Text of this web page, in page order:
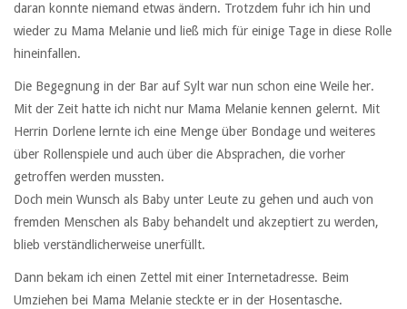
daran konnte niemand etwas ändern. Trotzdem fuhr ich hin und
wieder zu Mama Melanie und ließ mich für einige Tage in diese Rolle
hineinfallen.
Die Begegnung in der Bar auf Sylt war nun schon eine Weile her.
Mit der Zeit hatte ich nicht nur Mama Melanie kennen gelernt. Mit
Herrin Dorlene lernte ich eine Menge über Bondage und weiteres
über Rollenspiele und auch über die Absprachen, die vorher
getroffen werden mussten.
Doch mein Wunsch als Baby unter Leute zu gehen und auch von
fremden Menschen als Baby behandelt und akzeptiert zu werden,
blieb verständlicherweise unerfüllt.
Dann bekam ich einen Zettel mit einer Internetadresse. Beim
Umziehen bei Mama Melanie steckte er in der Hosentasche.